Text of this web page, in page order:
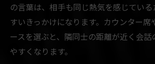
友達と出会える札幌バーの選
口コミで人気のバーは友達作
すすきの出会いバーで広がる
の言葉は、相手も同じ熱気を感じてい
すいきっかけになります。カウンター席
ースを選ぶと、隣同士の距離が近く会話
やすくなります。